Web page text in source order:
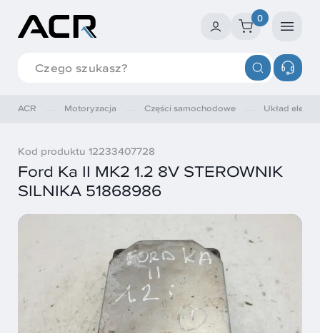
0
ACR Motoryzacja Części samochodowe Układ
Kod produktu 12233407728
Ford Ka II MK2 1.2 8V STEROWNIK
SILNIKA 51868986